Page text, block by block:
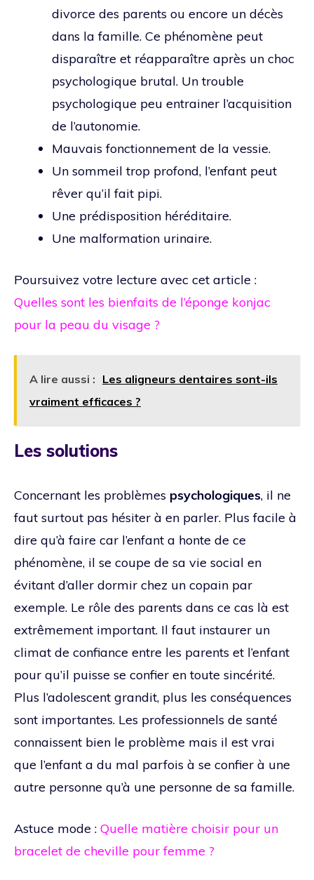
divorce des parents ou encore un décès
dans la famille. Ce phénomène peut
disparaître et réapparaître après un choc
psychologique brutal. Un trouble
psychologique peu entrainer l’acquisition
de l’autonomie.
Mauvais fonctionnement de la vessie.
Un sommeil trop profond, l’enfant peut
rêver qu’il fait pipi.
Une prédisposition héréditaire.
Une malformation urinaire.
Poursuivez votre lecture avec cet article :
Quelles sont les bienfaits de l’éponge konjac
pour la peau du visage ?
A lire aussi : Les aligneurs dentaires sont-ils
vraiment efficaces ?
Les solutions
Concernant les problèmes psychologiques, il ne
faut surtout pas hésiter à en parler. Plus facile à
dire qu’à faire car l’enfant a honte de ce
phénomène, il se coupe de sa vie social en
évitant d’aller dormir chez un copain par
exemple. Le rôle des parents dans ce cas là est
extrêmement important. Il faut instaurer un
climat de confiance entre les parents et l’enfant
pour qu’il puisse se confier en toute sincérité.
Plus l’adolescent grandit, plus les conséquences
sont importantes. Les professionnels de santé
connaissent bien le problème mais il est vrai
que l’enfant a du mal parfois à se confier à une
autre personne qu’à une personne de sa famille.
Astuce mode : Quelle matière choisir pour un
bracelet de cheville pour femme ?